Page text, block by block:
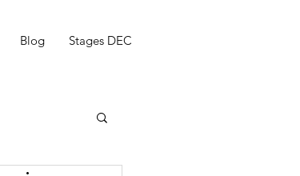
Blog Stages DEC